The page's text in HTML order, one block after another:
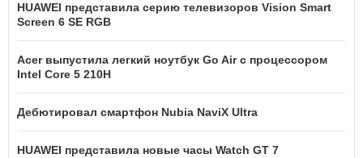
HUAWEI представила серию телевизоров Vision Smart
Screen 6 SE RGB
Acer выпустила легкий ноутбук Go Air c процессором
Intel Core 5 210H
Дебютировал смартфон Nubia NaviX Ultra
HUAWEI представила новые часы Watch GT 7